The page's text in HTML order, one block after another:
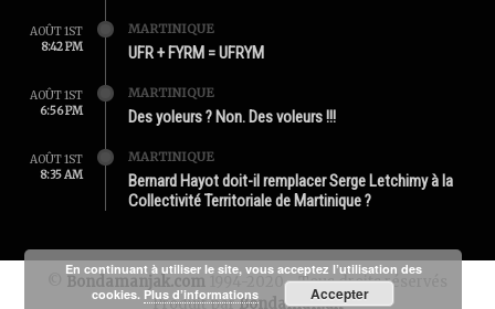
AOÛT 1ST
8:42 PM
MARTINIQUE
UFR + FYRM = UFRYM
AOÛT 1ST
6:56 PM
MARTINIQUE
Des yoleurs ? Non. Des voleurs !!!
AOÛT 1ST
8:35 AM
MARTINIQUE
Bernard Hayot doit-il remplacer Serge Letchimy à la
Collectivité Territoriale de Martinique ?
Bondamanjak.com 1994-2020 - Tous droits réservés
Produit parBondamanjak
En continuant à utiliser le site, vous acceptez l’utilisation des
cookies. Plus d’informations Accepter